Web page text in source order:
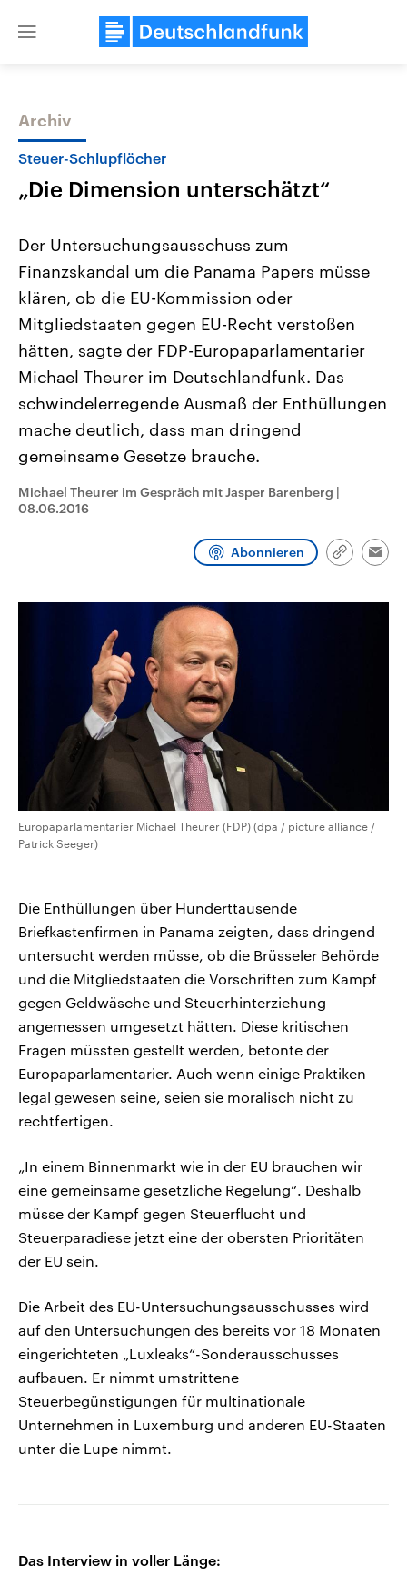
Close
Themen
Landtagswahl Sachsen-Anhalt
2026
Alle Informationen
Sachsen-Anhalt wählt am 6.
September 2026 einen neuen
Bundesland von einer Koalition aus
Umfragen, Prognosen,
Wahlprogramme, aktuelle Berichte
und Hintergründe zu den Parteien
Wahl.
USA
Aktuelle Beiträge,
Hintergründe
Wirtschaftlich und
gehören die Vereinigten
mit großem Einfluss auf
Sendungen Programm Podcasts
Audio-Archiv
Archiv
Steuer-Schlupflöcher
„Die Dimension unterschätzt“
Der Untersuchungsausschuss zum
Finanzskandal um die Panama Papers müsse
klären, ob die EU-Kommission oder
Mitgliedstaaten gegen EU-Recht verstoßen
hätten, sagte der FDP-Europaparlamentarier
Michael Theurer im Deutschlandfunk. Das
schwindelerregende Ausmaß der Enthüllungen
mache deutlich, dass man dringend
gemeinsame Gesetze brauche.
Michael Theurer im Gespräch mit Jasper Barenberg |
08.06.2016
Abonnieren
Link
Europaparlamentarier Michael Theurer (FDP) (dpa / picture alliance /
Patrick Seeger)
Die Enthüllungen über Hunderttausende
Briefkastenfirmen in Panama zeigten, dass dringend
untersucht werden müsse, ob die Brüsseler Behörde
und die Mitgliedstaaten die Vorschriften zum Kampf
gegen Geldwäsche und Steuerhinterziehung
angemessen umgesetzt hätten. Diese kritischen
Fragen müssten gestellt werden, betonte der
Europaparlamentarier. Auch wenn einige Praktiken
legal gewesen seine, seien sie moralisch nicht zu
rechtfertigen.
„In einem Binnenmarkt wie in der EU brauchen wir
eine gemeinsame gesetzliche Regelung“. Deshalb
müsse der Kampf gegen Steuerflucht und
Steuerparadiese jetzt eine der obersten Prioritäten
der EU sein.
Die Arbeit des EU-Untersuchungsausschusses wird
auf den Untersuchungen des bereits vor 18 Monaten
eingerichteten „Luxleaks“-Sonderausschusses
aufbauen. Er nimmt umstrittene
Steuerbegünstigungen für multinationale
Unternehmen in Luxemburg und anderen EU-Staaten
unter die Lupe nimmt.
Das Interview in voller Länge: